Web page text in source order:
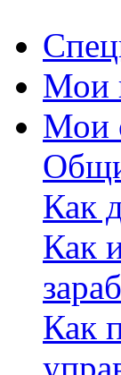
Мои
Мои
Как
Как
Как